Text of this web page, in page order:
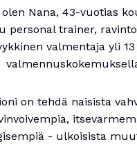
olen Nana, 43-vuotias
personal trainer,
valmentaja yli
on tehdä naisista
- ulkoisista